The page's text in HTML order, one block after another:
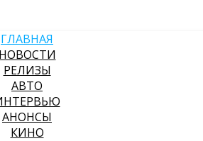
ГЛАВНАЯ
НОВОСТИ
РЕЛИЗЫ
АВТО
АНОНСЫ
КИНО